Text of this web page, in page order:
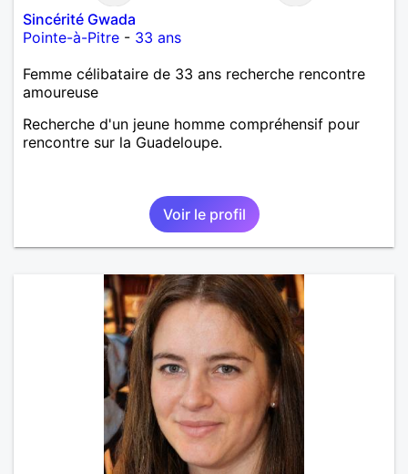
Sincérité Gwada
Pointe-à-Pitre - 33 ans
Femme célibataire de 33 ans recherche rencontre
amoureuse
Recherche d'un jeune homme compréhensif pour
rencontre sur la Guadeloupe.
Voir le profil